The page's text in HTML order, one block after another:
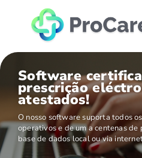
Software
prescrição
atestados!
O nosso software suporta todos
operativos e de um a centenas de
base de dados local ou via